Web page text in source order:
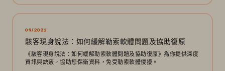
09/2021
駭客現身說法：如何緩解勒索軟體問題及協助復原
《駭客現身說法：如何緩解勒索軟體問題及協助復原》為你提供深度
資訊與訣竅，協助您保衛資料，免受勒索軟體侵擾。